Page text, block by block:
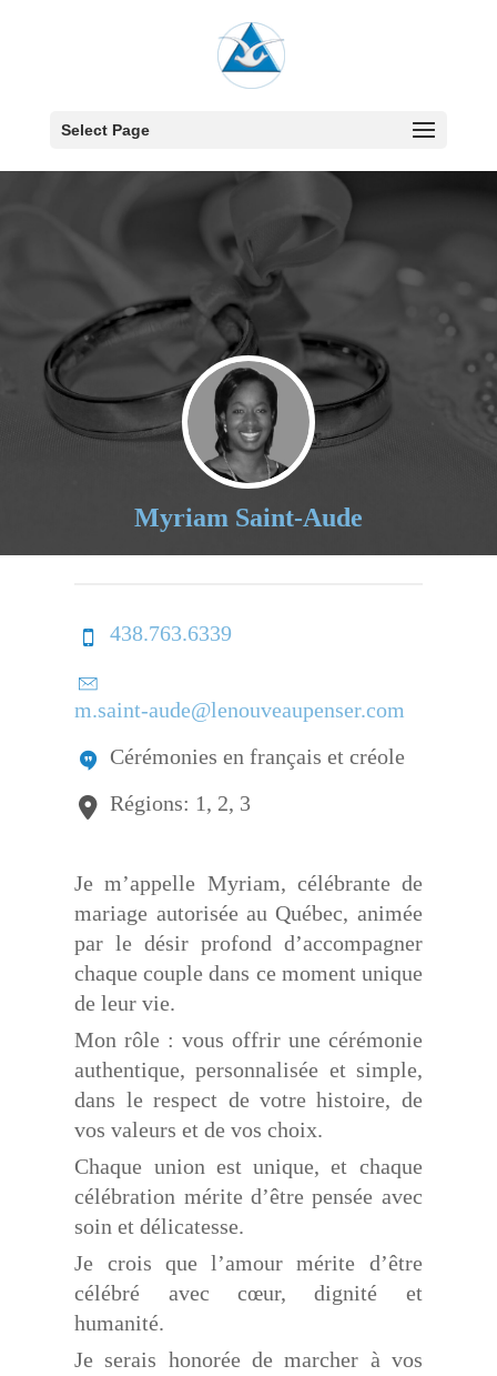
Select Page
Myriam Saint-Aude
438.763.6339
m.saint-aude@lenouveaupenser.com
Cérémonies en français et créole
Régions: 1, 2, 3
Je m’appelle Myriam, célébrante de
mariage autorisée au Québec, animée
par le désir profond d’accompagner
chaque couple dans ce moment unique
de leur vie.
Mon rôle : vous offrir une cérémonie
authentique, personnalisée et simple,
dans le respect de votre histoire, de
vos valeurs et de vos choix.
Chaque union est unique, et chaque
célébration mérite d’être pensée avec
soin et délicatesse.
Je crois que l’amour mérite d’être
célébré avec cœur, dignité et
humanité.
Je serais honorée de marcher à vos